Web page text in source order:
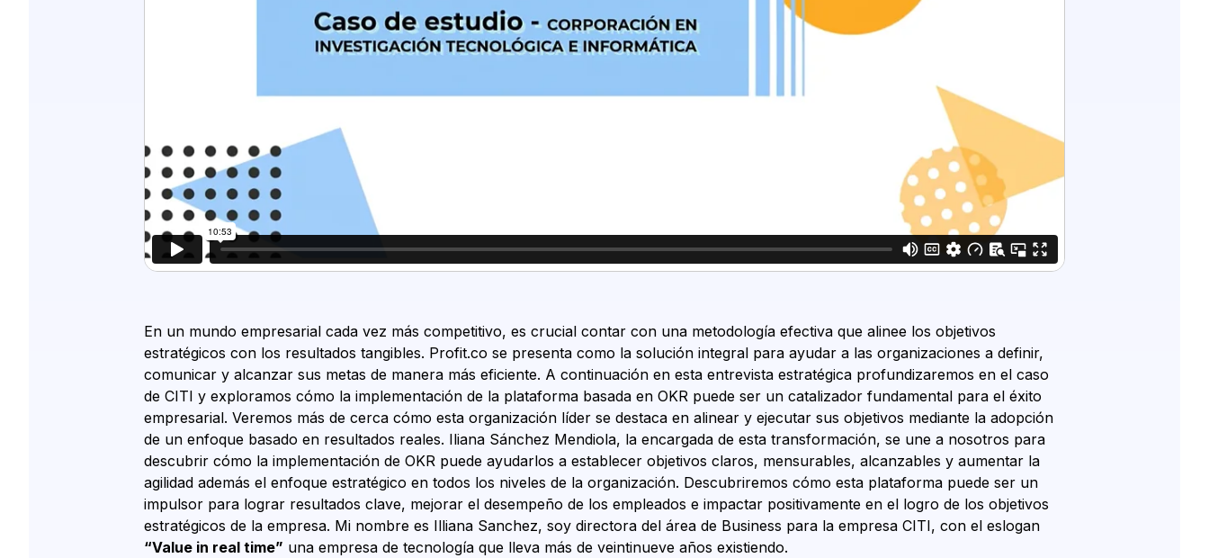
En un mundo empresarial cada vez más competitivo, es crucial contar con una metodología efectiva que alinee los objetivos
estratégicos con los resultados tangibles. Profit.co se presenta como la solución integral para ayudar a las organizaciones a definir,
comunicar y alcanzar sus metas de manera más eficiente. A continuación en esta entrevista estratégica profundizaremos en el caso
de CITI y exploramos cómo la implementación de la plataforma basada en OKR puede ser un catalizador fundamental para el éxito
empresarial. Veremos más de cerca cómo esta organización líder se destaca en alinear y ejecutar sus objetivos mediante la adopción
de un enfoque basado en resultados reales. Iliana Sánchez Mendiola, la encargada de esta transformación, se une a nosotros para
descubrir cómo la implementación de OKR puede ayudarlos a establecer objetivos claros, mensurables, alcanzables y aumentar la
agilidad además el enfoque estratégico en todos los niveles de la organización. Descubriremos cómo esta plataforma puede ser un
impulsor para lograr resultados clave, mejorar el desempeño de los empleados e impactar positivamente en el logro de los objetivos
estratégicos de la empresa. Mi nombre es Illiana Sanchez, soy directora del área de Business para la empresa CITI, con el eslogan
“Value in real time” una empresa de tecnología que lleva más de veintinueve años existiendo.